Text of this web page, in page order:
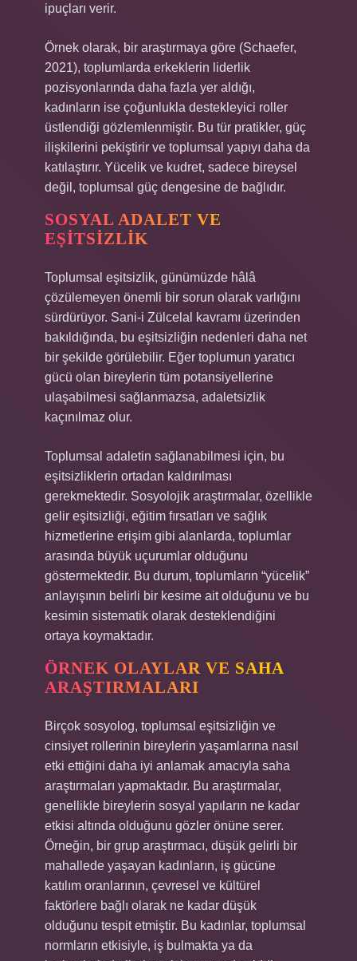
ipuçları verir.
Örnek olarak, bir araştırmaya göre (Schaefer,
2021), toplumlarda erkeklerin liderlik
pozisyonlarında daha fazla yer aldığı,
kadınların ise çoğunlukla destekleyici roller
üstlendiği gözlemlenmiştir. Bu tür pratikler, güç
ilişkilerini pekiştirir ve toplumsal yapıyı daha da
katılaştırır. Yücelik ve kudret, sadece bireysel
değil, toplumsal güç dengesine de bağlıdır.
SOSYAL ADALET VE
EŞITSIZLIK
Toplumsal eşitsizlik, günümüzde hâlâ
çözülemeyen önemli bir sorun olarak varlığını
sürdürüyor. Sani-i Zülcelal kavramı üzerinden
bakıldığında, bu eşitsizliğin nedenleri daha net
bir şekilde görülebilir. Eğer toplumun yaratıcı
gücü olan bireylerin tüm potansiyellerine
ulaşabilmesi sağlanmazsa, adaletsizlik
kaçınılmaz olur.
Toplumsal adaletin sağlanabilmesi için, bu
eşitsizliklerin ortadan kaldırılması
gerekmektedir. Sosyolojik araştırmalar, özellikle
gelir eşitsizliği, eğitim fırsatları ve sağlık
hizmetlerine erişim gibi alanlarda, toplumlar
arasında büyük uçurumlar olduğunu
göstermektedir. Bu durum, toplumların “yücelik”
anlayışının belirli bir kesime ait olduğunu ve bu
kesimin sistematik olarak desteklendiğini
ortaya koymaktadır.
ÖRNEK OLAYLAR VE SAHA
ARAŞTIRMALARI
Birçok sosyolog, toplumsal eşitsizliğin ve
cinsiyet rollerinin bireylerin yaşamlarına nasıl
etki ettiğini daha iyi anlamak amacıyla saha
araştırmaları yapmaktadır. Bu araştırmalar,
genellikle bireylerin sosyal yapıların ne kadar
etkisi altında olduğunu gözler önüne serer.
Örneğin, bir grup araştırmacı, düşük gelirli bir
mahallede yaşayan kadınların, iş gücüne
katılım oranlarının, çevresel ve kültürel
faktörlere bağlı olarak ne kadar düşük
olduğunu tespit etmiştir. Bu kadınlar, toplumsal
normların etkisiyle, iş bulmakta ya da